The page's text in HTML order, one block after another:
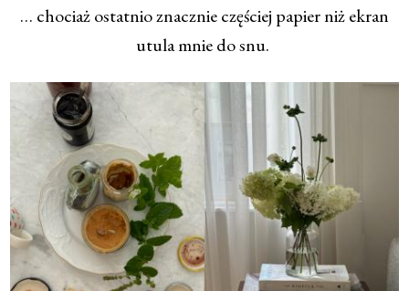
… chociaż ostatnio znacznie częściej papier niż ekran
utula mnie do snu.